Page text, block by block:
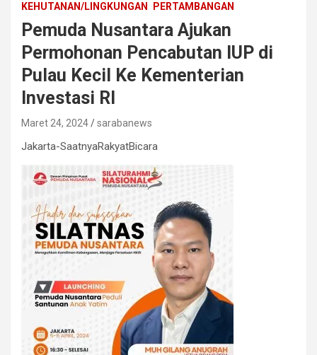
KEHUTANAN/LINGKUNGAN PERTAMBANGAN
Pemuda Nusantara Ajukan
Permohonan Pencabutan IUP di
Pulau Kecil Ke Kementerian
Investasi RI
Maret 24, 2024 sarabanews
Jakarta-SaatnyaRakyatBicara